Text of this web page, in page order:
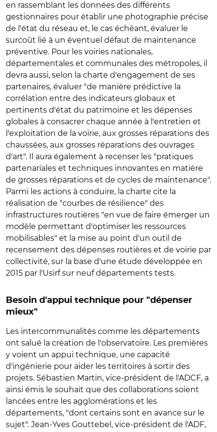
en rassemblant les données des différents
gestionnaires pour établir une photographie précise
de l'état du réseau et, le cas échéant, évaluer le
surcoût lié à un éventuel défaut de maintenance
préventive. Pour les voiries nationales,
départementales et communales des métropoles, il
devra aussi, selon la charte d'engagement de ses
partenaires, évaluer "de manière prédictive la
corrélation entre des indicateurs globaux et
pertinents d'état du patrimoine et les dépenses
globales à consacrer chaque année à l'entretien et
l'exploitation de la voirie, aux grosses réparations des
chaussées, aux grosses réparations des ouvrages
d'art". Il aura également à recenser les "pratiques
partenariales et techniques innovantes en matière
de grosses réparations et de cycles de maintenance".
Parmi les actions à conduire, la charte cite la
réalisation de "courbes de résilience" des
infrastructures routières "en vue de faire émerger un
modèle permettant d'optimiser les ressources
mobilisables" et la mise au point d'un outil de
recensement des dépenses routières et de voirie par
collectivité, sur la base d'une étude développée en
2015 par l'Usirf sur neuf départements tests.
Besoin d'appui technique pour "dépenser
mieux"
Les intercommunalités comme les départements
ont salué la création de l'observatoire. Les premières
y voient un appui technique, une capacité
d'ingénierie pour aider les territoires à sortir des
projets. Sébastien Martin, vice-président de l'ADCF, a
ainsi émis le souhait que des collaborations soient
lancées entre les agglomérations et les
départements, "dont certains sont en avance sur le
sujet". Jean-Yves Gouttebel, vice-président de l'ADF,